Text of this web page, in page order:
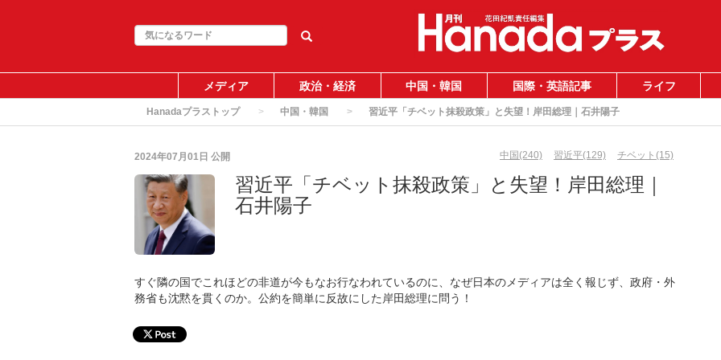
メディア 政治・経済 中国・韓国 国際・英語記事 ライフ
Hanadaプラストップ 中国・韓国 習近平「チベット抹殺政策」と失望！岸田総理｜石井陽子
2024年07月01日 公開 中国(240) 習近平(129) チベット(15)
習近平「チベット抹殺政策」と失望！岸田総理｜
石井陽子
すぐ隣の国でこれほどの非道が今もなお行なわれているのに、なぜ日本のメディアは全く報じず、政府・外
務省も沈黙を貫くのか。公約を簡単に反故にした岸田総理に問う！